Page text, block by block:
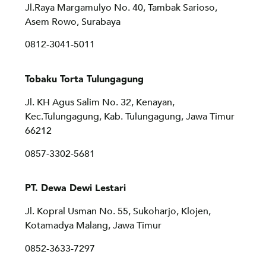
Jl.Raya Margamulyo No. 40, Tambak Sarioso,
Asem Rowo, Surabaya
0812-3041-5011
Tobaku Torta Tulungagung
Jl. KH Agus Salim No. 32, Kenayan,
Kec.Tulungagung, Kab. Tulungagung, Jawa Timur
66212
0857-3302-5681
PT. Dewa Dewi Lestari
Jl. Kopral Usman No. 55, Sukoharjo, Klojen,
Kotamadya Malang, Jawa Timur
0852-3633-7297